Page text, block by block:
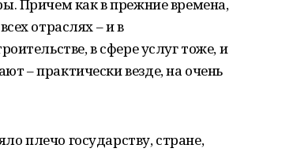
Причем как в прежние времена,
отраслях – и в
в сфере услуг тоже, и
– практически везде, на очень
плечо государству, стране,